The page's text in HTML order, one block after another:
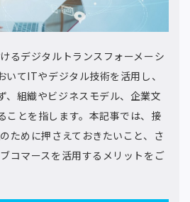
るデジタルトランスフォーメーシ
いてITやデジタル技術を活用し、
、組織やビジネスモデル、企業文
ことを指します。本記事では、接
ために押さえておきたいこと、さ
コマースを活用するメリットをご